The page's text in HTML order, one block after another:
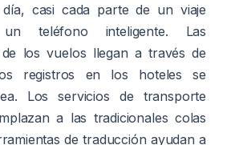
casi cada parte de un viaje
teléfono inteligente. Las
de los vuelos llegan a través de
registros en los hoteles se
Los servicios de transporte
a las tradicionales colas
de traducción ayudan a